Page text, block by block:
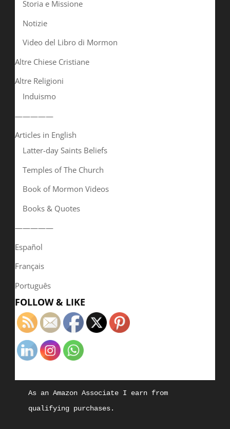
Storia e Missione
Notizie
Video del Libro di Mormon
Altre Chiese Cristiane
Altre Religioni
Induismo
—————
Articles in English
Latter-day Saints Beliefs
Temples of The Church
Book of Mormon Videos
Books & Quotes
—————
Español
Français
Português
FOLLOW & LIKE
As an Amazon Associate I earn from
qualifying purchases.